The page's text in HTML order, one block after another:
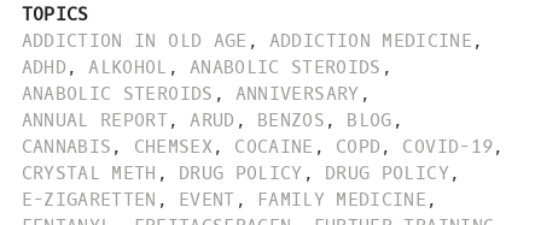
TOPICS
ADDICTION IN OLD AGE , ADDICTION MEDICINE ,
ADHD , ALKOHOL , ANABOLIC STEROIDS ,
ANABOLIC STEROIDS , ANNIVERSARY ,
ANNUAL REPORT, ARUD , BENZOS , BLOG ,
CANNABIS , CHEMSEX , COCAINE , COPD , COVID-19,
CRYSTAL METH , DRUG POLICY , DRUG POLICY,
E-ZIGARETTEN , EVENT , FAMILY MEDICINE ,